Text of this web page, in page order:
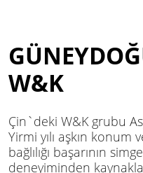
W&K
Çin`deki W&K grubu
Yirmi yılı aşkın
bağlılığı başarının
deneyiminden